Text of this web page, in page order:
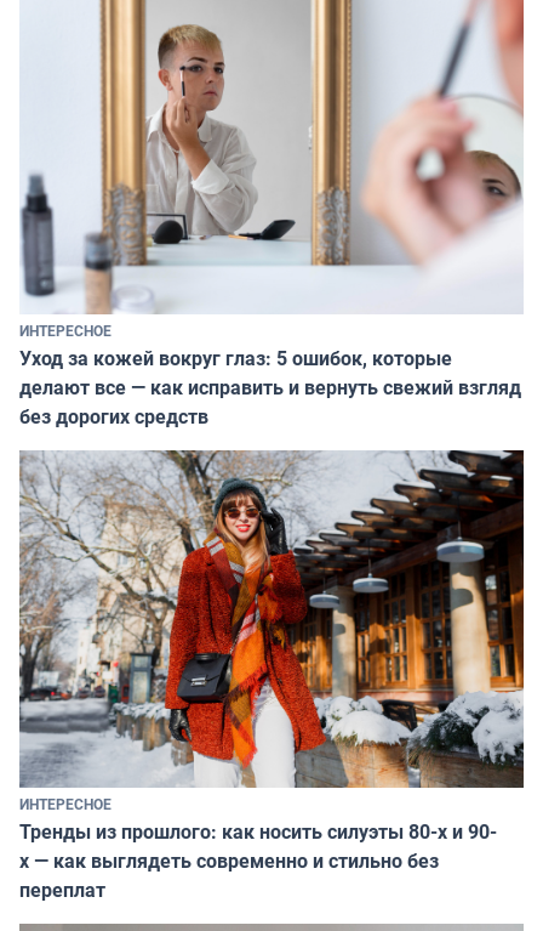
ИНТЕРЕСНОЕ
Уход за кожей вокруг глаз: 5 ошибок, которые
делают все — как исправить и вернуть свежий взгляд
без дорогих средств
ИНТЕРЕСНОЕ
Тренды из прошлого: как носить силуэты 80-х и 90-
х — как выглядеть современно и стильно без
переплат